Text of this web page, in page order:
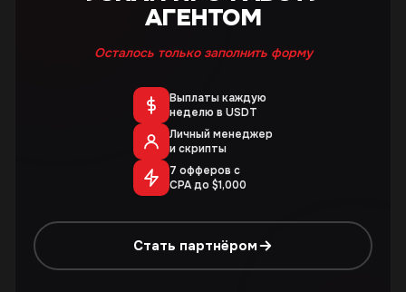
АГЕНТОМ
Осталось только заполнить форму
Выплаты каждую
неделю в USDT
Личный менеджер
и скрипты
7 офферов с
CPA до $1,000
Стать партнёром